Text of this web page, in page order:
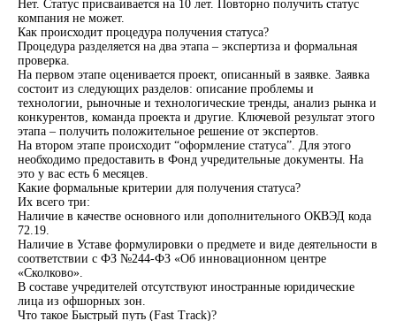
Нет. Статус присваивается на 10 лет. Повторно получить статус
компания не может.
Как происходит процедура получения статуса?
Процедура разделяется на два этапа – экспертиза и формальная
проверка.
На первом этапе оценивается проект, описанный в заявке. Заявка
состоит из следующих разделов: описание проблемы и
технологии, рыночные и технологические тренды, анализ рынка и
конкурентов, команда проекта и другие. Ключевой результат этого
этапа – получить положительное решение от экспертов.
На втором этапе происходит “оформление статуса”. Для этого
необходимо предоставить в Фонд учредительные документы. На
это у вас есть 6 месяцев.
Какие формальные критерии для получения статуса?
Их всего три:
Наличие в качестве основного или дополнительного ОКВЭД кода
72.19.
Наличие в Уставе формулировки о предмете и виде деятельности в
соответствии с ФЗ №244-ФЗ «Об инновационном центре
«Сколково».
В составе учредителей отсутствуют иностранные юридические
лица из офшорных зон.
Что такое Быстрый путь (Fast Track)?